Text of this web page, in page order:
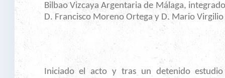
Bilbao Vizcaya Argentaria de Málaga,
D. Francisco Moreno Ortega y D. Mario
Iniciado el acto y tras un detenido